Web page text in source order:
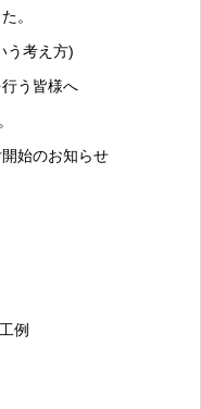
。
う考え方)
う皆様へ
始のお知らせ
例